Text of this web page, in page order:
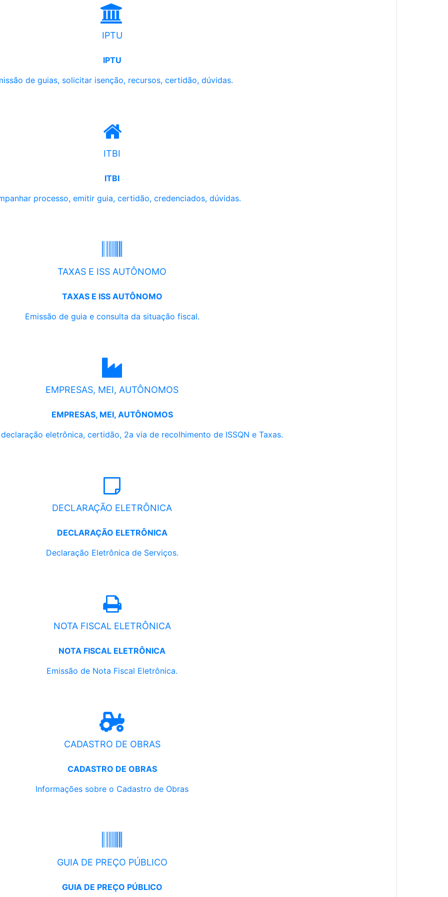
IPTU
IPTU
de guias, solicitar isenção, recursos, certidão, dúvidas.
ITBI
ITBI
processo, emitir guia, certidão, credenciados, dúvidas.
TAXAS E ISS AUTÔNOMO
TAXAS E ISS AUTÔNOMO
Emissão de guia e consulta da situação fiscal.
EMPRESAS, MEI, AUTÔNOMOS
EMPRESAS, MEI, AUTÔNOMOS
eletrônica, certidão, 2a via de recolhimento de ISSQN e Taxas.
DECLARAÇÃO ELETRÔNICA
DECLARAÇÃO ELETRÔNICA
Declaração Eletrônica de Serviços.
NOTA FISCAL ELETRÔNICA
NOTA FISCAL ELETRÔNICA
Emissão de Nota Fiscal Eletrônica.
CADASTRO DE OBRAS
CADASTRO DE OBRAS
Informações sobre o Cadastro de Obras
GUIA DE PREÇO PÚBLICO
GUIA DE PREÇO PÚBLICO